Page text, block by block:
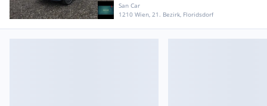
San Car
1210 Wien, 21. Bezirk, Floridsdorf